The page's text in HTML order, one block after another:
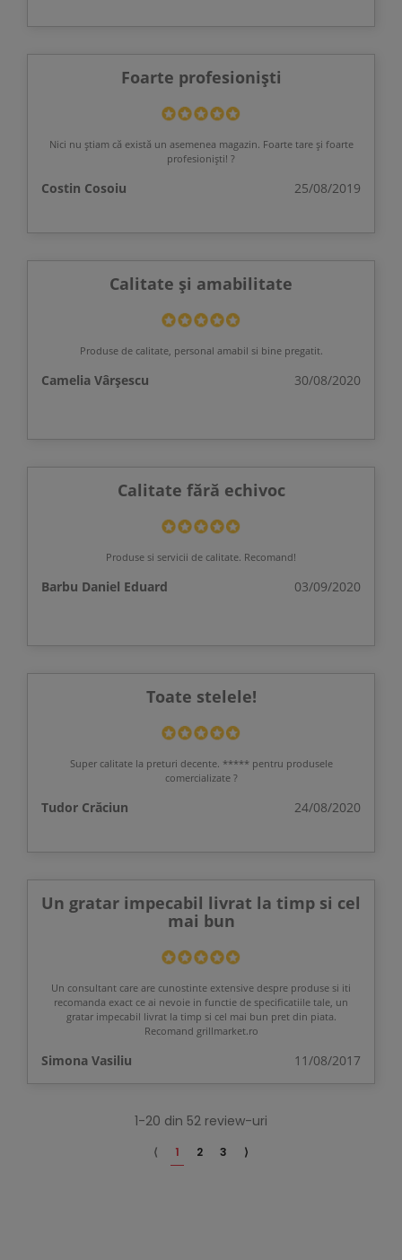
Foarte profesioniști
Nici nu știam că există un asemenea magazin. Foarte tare și foarte
profesioniști! ?
Costin Cosoiu 25/08/2019
Calitate și amabilitate
Produse de calitate, personal amabil si bine pregatit.
Camelia Vârșescu 30/08/2020
Calitate fără echivoc
Produse si servicii de calitate. Recomand!
Barbu Daniel Eduard 03/09/2020
Toate stelele!
Super calitate la preturi decente. ***** pentru produsele
comercializate ?
Tudor Crăciun 24/08/2020
Un gratar impecabil livrat la timp si cel
mai bun
Un consultant care are cunostinte extensive despre produse si iti
recomanda exact ce ai nevoie in functie de specificatiile tale, un
gratar impecabil livrat la timp si cel mai bun pret din piata.
Recomand grillmarket.ro
Simona Vasiliu 11/08/2017
1-20 din 52 review-uri
⟨ 1 2 3 ⟩